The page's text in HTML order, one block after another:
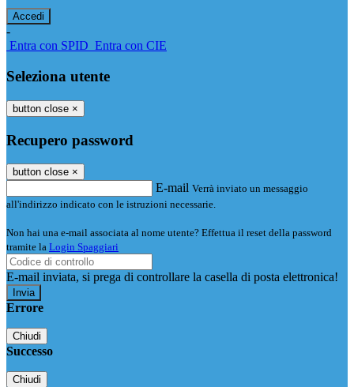
-
Entra con SPID Entra con CIE
Seleziona utente
button close ×
Recupero password
button close ×
E-mail Verrà inviato un messaggio
all'indirizzo indicato con le istruzioni necessarie.
Non hai una e-mail associata al nome utente? Effettua il reset della password
tramite la Login Spaggiari
E-mail inviata, si prega di controllare la casella di posta elettronica!
Errore
Chiudi
Successo
Chiudi